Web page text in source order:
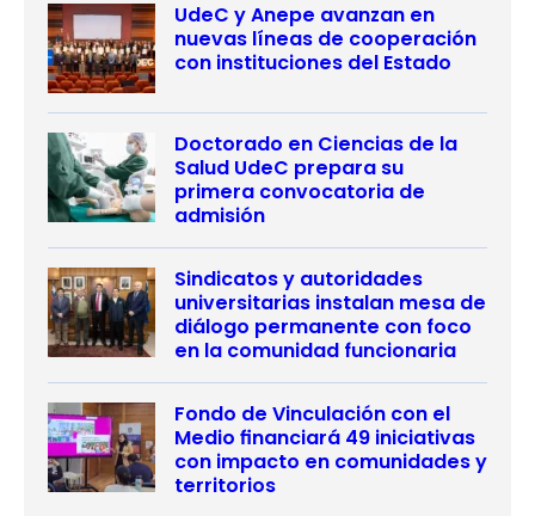
UdeC y Anepe avanzan en
nuevas líneas de cooperación
con instituciones del Estado
Doctorado en Ciencias de la
Salud UdeC prepara su
primera convocatoria de
admisión
Sindicatos y autoridades
universitarias instalan mesa de
diálogo permanente con foco
en la comunidad funcionaria
Fondo de Vinculación con el
Medio financiará 49 iniciativas
con impacto en comunidades y
territorios